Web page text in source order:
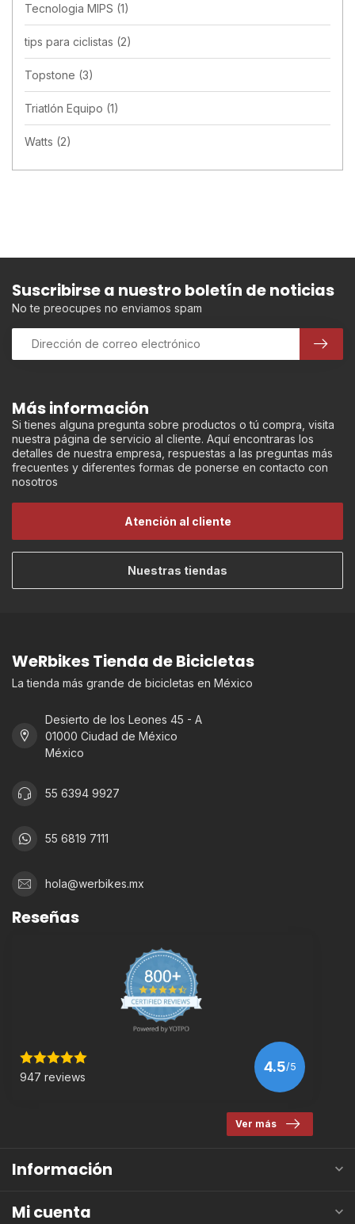
Tecnologia MIPS (1)
tips para ciclistas (2)
Topstone (3)
Triatlón Equipo (1)
Watts (2)
Más información
Si tienes alguna pregunta sobre productos o tú compra, visita
nuestra página de servicio al cliente. Aquí encontraras los
detalles de nuestra empresa, respuestas a las preguntas más
frecuentes y diferentes formas de ponerse en contacto con
nosotros
Atención al cliente
Nuestras tiendas
Suscribirse a nuestro boletín de noticias
No te preocupes no enviamos spam
WeRbikes Tienda de Bicicletas
La tienda más grande de bicicletas en México
Desierto de los Leones 45 - A
01000 Ciudad de México
México
55 6394 9927
55 6819 7111
hola@werbikes.mx
Reseñas
947 reviews
4.5/5
Ver más
Información
Mi cuenta